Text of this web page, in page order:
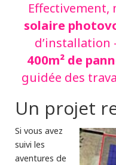
Effectivement,
solaire
d’installation
400m² de
guidée des
Un projet
Si vous avez
suivi les
aventures de